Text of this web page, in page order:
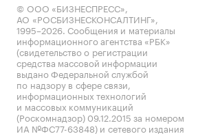
© ООО «БИЗНЕСПРЕСС»,
АО «РОСБИЗНЕСКОНСАЛТИНГ»,
1995–2026. Сообщения и материалы
информационного агентства «РБК»
(свидетельство о регистрации
средства массовой информации
выдано Федеральной службой
по надзору в сфере связи,
информационных технологий
и массовых коммуникаций
(Роскомнадзор) 09.12.2015 за номером
ИА №ФС77-63848) и сетевого издания